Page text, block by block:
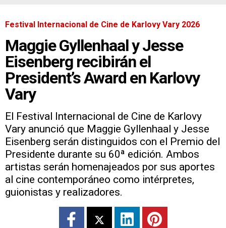
Festival Internacional de Cine de Karlovy Vary 2026
Maggie Gyllenhaal y Jesse
Eisenberg recibirán el
President’s Award en Karlovy
Vary
El Festival Internacional de Cine de Karlovy
Vary anunció que Maggie Gyllenhaal y Jesse
Eisenberg serán distinguidos con el Premio del
Presidente durante su 60ª edición. Ambos
artistas serán homenajeados por sus aportes
al cine contemporáneo como intérpretes,
guionistas y realizadores.